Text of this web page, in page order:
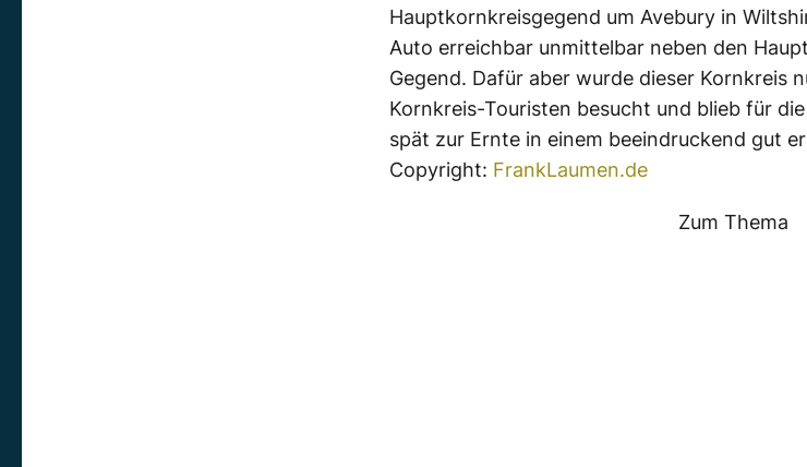
Hauptkornkreisgegend um Avebury in
Auto erreichbar unmittelbar neben den
Gegend. Dafür aber wurde dieser Kornkreis
Kornkreis-Touristen besucht und blieb für
spät zur Ernte in einem beeindruckend gut
Copyright: FrankLaumen.de
Zum Thema